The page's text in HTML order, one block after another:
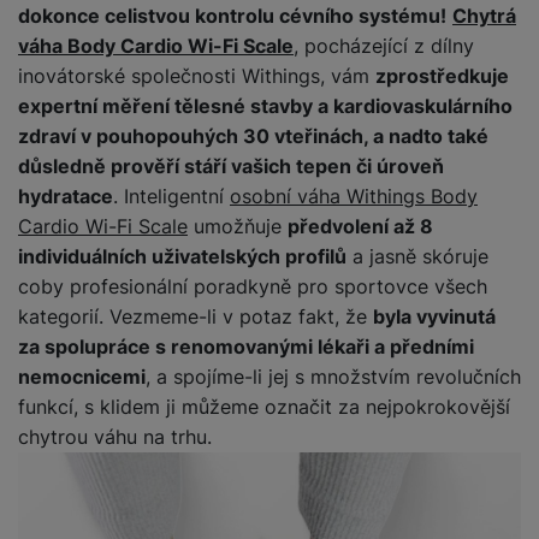
o
t
o
a
a
r
á
t
y
d
e
o
k
a
y
ni
t
o
r
S
m
a
rt
ni
t
o
r
y
e
n
í
s
t
o
l
y
D
o
k
o
v
í
a
e
pi
lá
t
o
r
y
S
p
o
rt
ní
p
m
o
bi
ln
í
e
f
o
n
y
B
a
t
e
c
h
r
a
n
n
á
s
kl
a
p
r
o
c
h
tr
t
O
c
h
r
a
n
n
é
f
ól
ie
a
t
r
n
o
t
e
b
k
ů
m
P
o
u
z
r
P
ří
l
u
š
é
p
r
s
e
n
y
t
o
r
y,
u
di
o
s
y
st
y
S
u
t
ř
e
b
i
K
u
c
h
y
ň
é
F
o
t
o
P
o
čí
t
a
dokonce celistvou kontrolu cévního systému! Chytrá
váha Body Cardio Wi-Fi Scale, pocházející z dílny
inovátorské společnosti Withings, vám zprostředkuje
expertní měření tělesné stavby a kardiovaskulárního
zdraví v pouhopouhých 30 vteřinách, a nadto také
důsledně prověří stáří vašich tepen či úroveň
hydratace. Inteligentní osobní váha Withings Body
Cardio Wi-Fi Scale umožňuje předvolení až 8
individuálních uživatelských profilů a jasně skóruje
coby profesionální poradkyně pro sportovce všech
kategorií. Vezmeme-li v potaz fakt, že byla vyvinutá
za spolupráce s renomovanými lékaři a předními
nemocnicemi, a spojíme-li jej s množstvím revolučních
funkcí, s klidem ji můžeme označit za nejpokrokovější
chytrou váhu na trhu.